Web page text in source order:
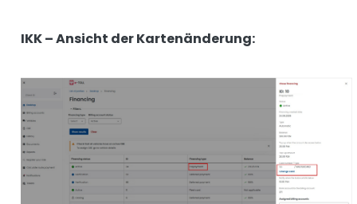
IKK – Ansicht der Kartenänderung: